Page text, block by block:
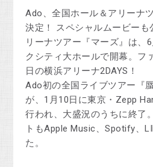
Ado、全国ホール＆アリーナ
決定！ スペシャルムービー
リーナツアー『マーズ』は、
クシティ大ホールで開幕。フ
日の横浜アリーナ2DAYS！
Ado初の全国ライブツアー『
が、1月10日に東京・Zepp
行われ、大盛況のうちに終了
トもApple Music、Spotify、
た。